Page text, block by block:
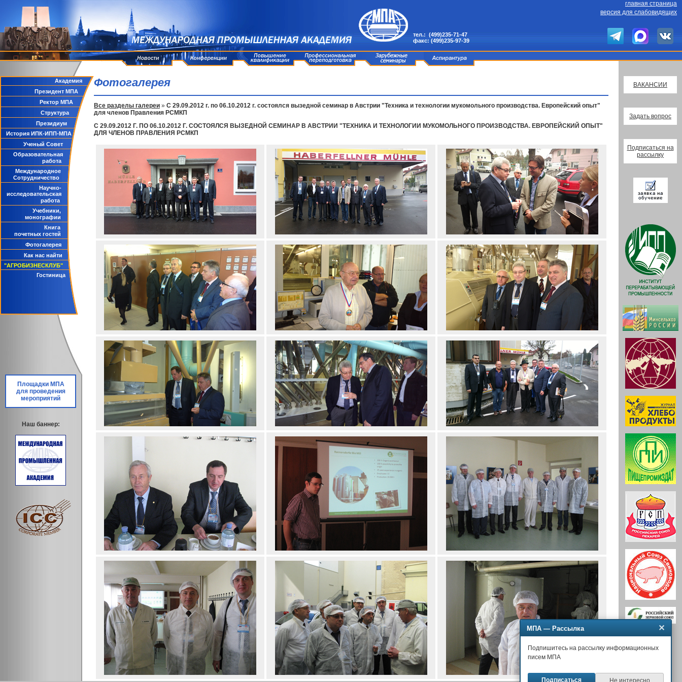
тел.: (499)235-71-47
факс: (499)235-97-39
главная страница
версия для слабовидящих
Академия
Президент МПА
Ректор МПА
Структура
Президиум
История ИПК-ИПП-МПА
Ученый Совет
Образовательная
работа
Международное
Сотрудничество
Научно-
исследовательская
работа
Учебники,
монографии
Книга
почетных гостей
Фотогалерея
Как нас найти
"АГРОБИЗНЕСКЛУБ"
Гостиница
Площадки МПА
для проведения
мероприятий
Наш баннер:
Фотогалерея
Все разделы галереи » С 29.09.2012 г. по 06.10.2012 г. состоялся вызедной семинар в Австрии "Техника и технологии мукомольного производства. Европейский опыт"
для членов Правления РСМКП
С 29.09.2012 Г. ПО 06.10.2012 Г. СОСТОЯЛСЯ ВЫЗЕДНОЙ СЕМИНАР В АВСТРИИ "ТЕХНИКА И ТЕХНОЛОГИИ МУКОМОЛЬНОГО ПРОИЗВОДСТВА. ЕВРОПЕЙСКИЙ ОПЫТ"
ДЛЯ ЧЛЕНОВ ПРАВЛЕНИЯ РСМКП
ВАКАНСИИ
Задать вопрос
Подписаться на
рассылку
МПА — Рассылка ✕
Подпишитесь на рассылку информационных
писем МПА
Подписаться Не интересно